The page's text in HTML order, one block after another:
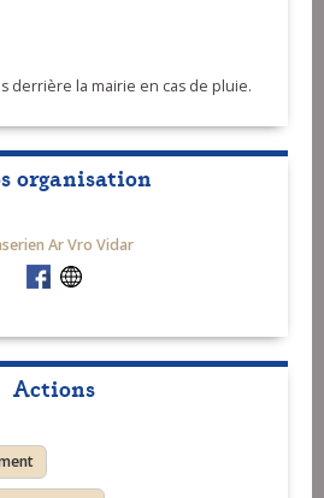
derrière la mairie en cas de pluie.
organisation
Ar Vro Vidar
Actions